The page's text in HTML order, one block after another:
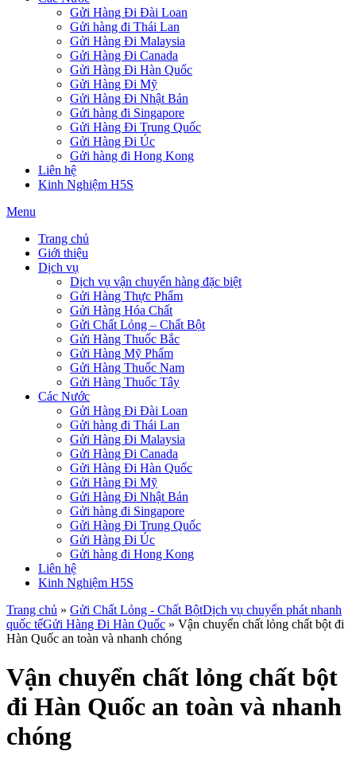
Gửi Hàng Đi Đài Loan
Gửi hàng đi Thái Lan
Gửi Hàng Đi Malaysia
Gửi Hàng Đi Canada
Gửi Hàng Đi Hàn Quốc
Gửi Hàng Đi Mỹ
Gửi Hàng Đi Nhật Bản
Gửi hàng đi Singapore
Gửi Hàng Đi Trung Quốc
Gửi Hàng Đi Úc
Gửi hàng đi Hong Kong
Liên hệ
Kinh Nghiệm H5S
Menu
Trang chủ
Giới thiệu
Dịch vụ
Dịch vụ vận chuyển hàng đặc biệt
Gửi Hàng Thực Phẩm
Gửi Hàng Hóa Chất
Gửi Chất Lỏng – Chất Bột
Gửi Hàng Thuốc Bắc
Gửi Hàng Mỹ Phẩm
Gửi Hàng Thuốc Nam
Gửi Hàng Thuốc Tây
Các Nước
Gửi Hàng Đi Đài Loan
Gửi hàng đi Thái Lan
Gửi Hàng Đi Malaysia
Gửi Hàng Đi Canada
Gửi Hàng Đi Hàn Quốc
Gửi Hàng Đi Mỹ
Gửi Hàng Đi Nhật Bản
Gửi hàng đi Singapore
Gửi Hàng Đi Trung Quốc
Gửi Hàng Đi Úc
Gửi hàng đi Hong Kong
Liên hệ
Kinh Nghiệm H5S
Trang chủ » Gửi Chất Lỏng - Chất BộtDịch vụ chuyển phát nhanh
quốc tếGửi Hàng Đi Hàn Quốc » Vận chuyển chất lỏng chất bột đi
Hàn Quốc an toàn và nhanh chóng
Vận chuyển chất lỏng chất bột
đi Hàn Quốc an toàn và nhanh
chóng